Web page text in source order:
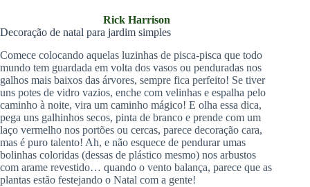
Rick Harrison
Decoração de natal para jardim simples
Comece colocando aquelas luzinhas de pisca-pisca que todo
mundo tem guardada em volta dos vasos ou penduradas nos
galhos mais baixos das árvores, sempre fica perfeito! Se tiver
uns potes de vidro vazios, enche com velinhas e espalha pelo
caminho à noite, vira um caminho mágico! E olha essa dica,
pega uns galhinhos secos, pinta de branco e prende com um
laço vermelho nos portões ou cercas, parece decoração cara,
mas é puro talento! Ah, e não esquece de pendurar umas
bolinhas coloridas (dessas de plástico mesmo) nos arbustos
com arame revestido… quando o vento balança, parece que as
plantas estão festejando o Natal com a gente!